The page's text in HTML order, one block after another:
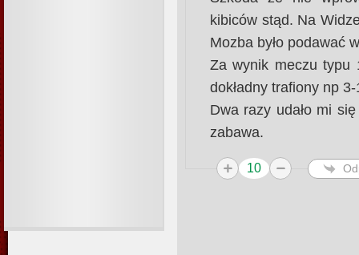
kibiców stąd. Na
Mozba było podawać
Za wynik meczu typu
dokładny trafiony np
Dwa razy udało mi
zabawa.
10